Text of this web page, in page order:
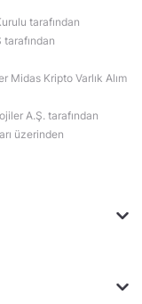
tarafından
Midas Kripto Varlık Alım
A.Ş. tarafından
üzerinden